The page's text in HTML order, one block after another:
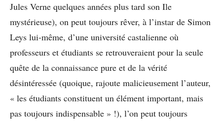
Jules Verne quelques années plus tard son Ile
mystérieuse), on peut toujours rêver, à l’instar de Simon
Leys lui-même, d’une université castalienne où
professeurs et étudiants se retrouveraient pour la seule
quête de la connaissance pure et de la vérité
désintéressée (quoique, rajoute malicieusement l’auteur,
« les étudiants constituent un élément important, mais
pas toujours indispensable » !), l’on peut toujours